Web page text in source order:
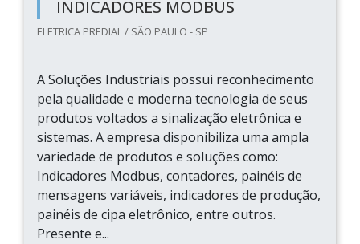
INDICADORES MODBUS
ELETRICA PREDIAL / SÃO PAULO - SP
A Soluções Industriais possui reconhecimento
pela qualidade e moderna tecnologia de seus
produtos voltados a sinalização eletrônica e
sistemas. A empresa disponibiliza uma ampla
variedade de produtos e soluções como:
Indicadores Modbus, contadores, painéis de
mensagens variáveis, indicadores de produção,
painéis de cipa eletrônico, entre outros.
Presente e...